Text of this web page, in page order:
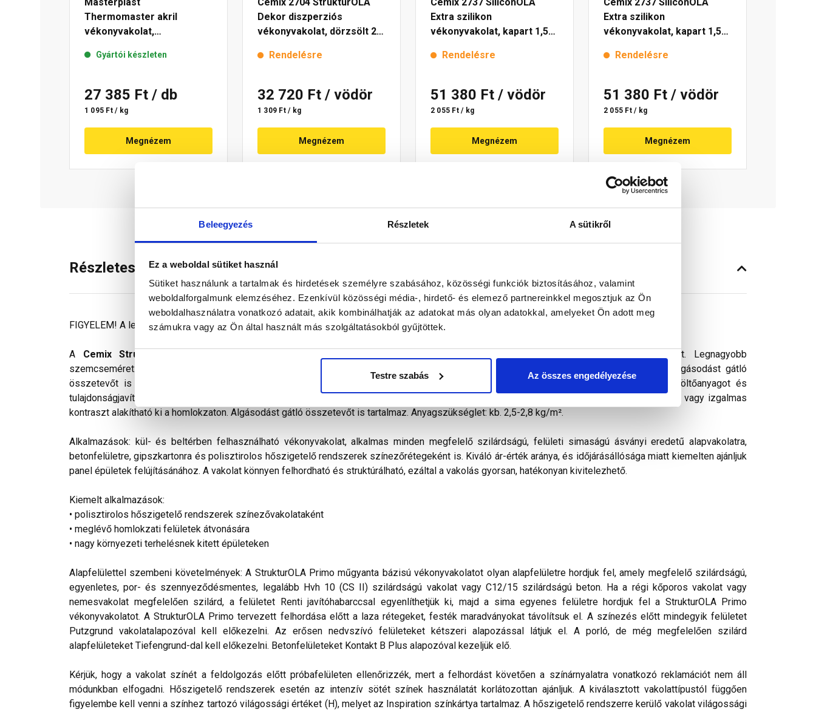
Beleegyezés Részletek A sütikről
Ez a weboldal sütiket használ
Sütiket használunk a tartalmak és hirdetések személyre szabásához, közösségi funkciók biztosításához, valamint
weboldalforgalmunk elemzéséhez. Ezenkívül közösségi média-, hirdető- és elemező partnereinkkel megosztjuk az Ön
weboldalhasználatra vonatkozó adatait, akik kombinálhatják az adatokat más olyan adatokkal, amelyeket Ön adott meg
számukra vagy az Ön által használt más szolgáltatásokból gyűjtöttek.
Testre szabás Az összes engedélyezése
Thermomaster akril
vékonyvakolat,
fehér 25 kg
Gyártói készleten
27 385 Ft / db
1 095 Ft / kg
Megnézem
Dekor diszperziós
vékonyvakolat, dörzsölt 2
Rendelésre
32 720 Ft / vödör
1 309 Ft / kg
Megnézem
Extra szilikon
vékonyvakolat, kapart 1,5
Rendelésre
51 380 Ft / vödör
2 055 Ft / kg
Megnézem
Extra szilikon
vékonyvakolat, kapart 1,5
Rendelésre
51 380 Ft / vödör
2 055 Ft / kg
Megnézem
Részletes leírás
FIGYELEM! A leírás végén fontos információkat talál a termékkel kapcsolatban. Kérjük, figyelmesen olvassa el!
A Cemix StrukturOLA Primo
gyárilag előkevert, kapart hatású diszperziós bázisú, ﬁnomszemcsés vékonyvakolat. vékonyvakolat. Legnagyobb
szemcseméret: 1,5 mm. Viszonylag könnyen kivitelezhető és az ára miatt is a polisztirolos hőszigetelések kedvelt színezővakolata. Algásodást gátló
összetevőt is tartalmaz. Az anyag gyakorlatilag nem páraáteresztő. Vizes diszperziós kötőanyagot, időjárásálló pigmenteket, ásványi töltőanyagot és
tulajdonságjavító adalékokat tartalmaz. Színválasztékában pasztell és intenzív színek egyaránt megtalálhatók, ezáltal kellemes színharmónia vagy izgalmas
kontraszt alakítható ki a homlokzaton. Algásodást gátló összetevőt is tartalmaz. Anyagszükséglet: kb. 2,5-2,8 kg/m².
Alkalmazások: kül- és beltérben felhasználható vékonyvakolat, alkalmas minden megfelelő szilárdságú, felületi simaságú ásványi eredetű alapvakolatra,
betonfelületre, gipszkartonra és polisztirolos hőszigetelő rendszerek színezőrétegeként is. Kiváló ár-érték aránya, és időjárásállósága miatt kiemelten ajánljuk
panel épületek felújításánához. A vakolat könnyen felhordható és struktúrálható, ezáltal a vakolás gyorsan, hatékonyan kivitelezhető.
Kiemelt alkalmazások:
• polisztirolos hőszigetelő rendszerek színezővakolataként
• meglévő homlokzati felületek átvonására
• nagy környezeti terhelésnek kitett épületeken
Alapfelülettel szembeni követelmények: A StrukturOLA Primo műgyanta bázisú vékonyvakolatot olyan alapfelületre hordjuk fel, amely megfelelő szilárdságú,
egyenletes, por- és szennyeződésmentes, legalább Hvh 10 (CS II) szilárdságú vakolat vagy C12/15 szilárdságú beton. Ha a régi kőporos vakolat vagy
nemesvakolat megfelelően szilárd, a felületet Renti javítóhabarccsal egyenlíthetjük ki, majd a sima egyenes felületre hordjuk fel a StrukturOLA Primo
vékonyvakolatot. A StrukturOLA Primo tervezett felhordása előtt a laza rétegeket, festék maradványokat távolítsuk el. A színezés előtt mindegyik felületet
Putzgrund vakolatalapozóval kell előkezelni. Az erősen nedvszívó felületeket kétszeri alapozással látjuk el. A porló, de még megfelelően szilárd
alapfelületeket Tiefengrund-dal kell előkezelni. Betonfelületeket Kontakt B Plus alapozóval kezeljük elő.
Kérjük, hogy a vakolat színét a feldolgozás előtt próbafelületen ellenőrizzék, mert a felhordást követően a színárnyalatra vonatkozó reklamációt nem áll
módunkban elfogadni. Hőszigetelő rendszerek esetén az intenzív sötét színek használatát korlátozottan ajánljuk. A kiválasztott vakolattípustól függően
figyelembe kell venni a színhez tartozó világossági értéket (H), melyet az Inspiration színkártya tartalmaz. A hőszigetelő rendszerre kerülő vakolat világossági